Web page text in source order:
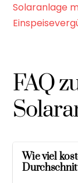
Solaranlage
FAQ
Wie viel